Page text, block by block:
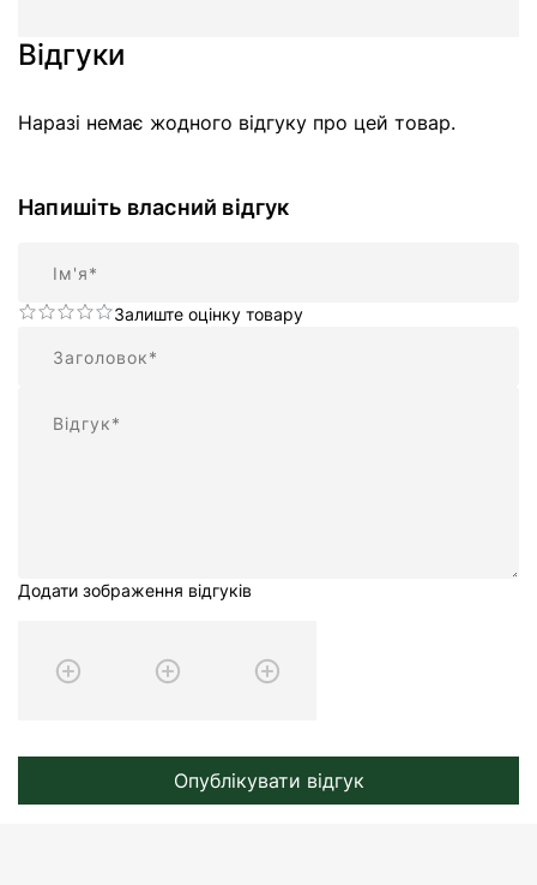
Відгуки
Наразі немає жодного відгуку про цей товар.
Напишіть власний відгук
Залиште оцінку товару
Додати зображення відгуків
Опублікувати відгук